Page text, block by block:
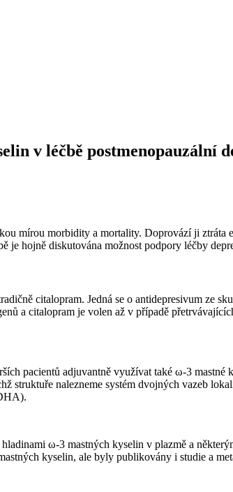
v léčbě postmenopauzální
mírou morbidity a mortality. Doprovází ji
je hojně diskutována možnost podpory léčby
citalopram. Jedná se o antidepresivum
a citalopram je volen až v případě
pacientů adjuvantně využívat také ω-3
struktuře nalezneme systém dvojných vazeb
ω-3 mastných kyselin v plazmě a
kyselin, ale byly publikovány i studie a